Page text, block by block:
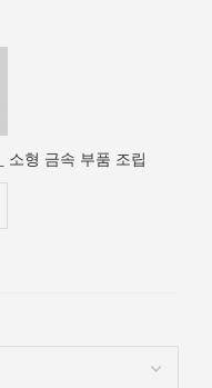
소형 금속 부품 조립